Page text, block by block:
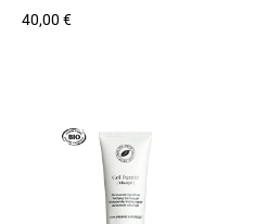
40,00 €